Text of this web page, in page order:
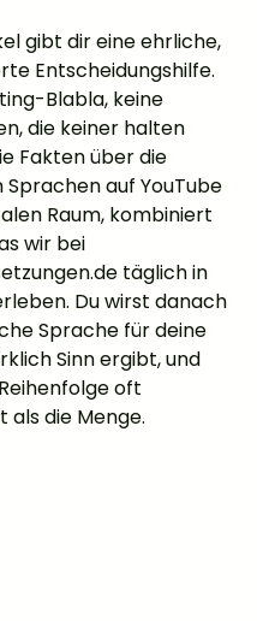
gibt dir eine ehrliche,
Entscheidungshilfe.
Blabla, keine
die keiner halten
Fakten über die
auf YouTube
Raum, kombiniert
wir bei
täglich in
Du wirst danach
Sprache für deine
Sinn ergibt, und
oft
als die Menge.